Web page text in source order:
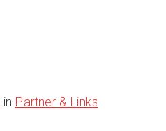
in Partner & Links